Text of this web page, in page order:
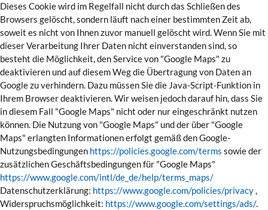
Dieses Cookie wird im Regelfall nicht durch das Schließen des
Browsers gelöscht, sondern läuft nach einer bestimmten Zeit ab,
soweit es nicht von Ihnen zuvor manuell gelöscht wird. Wenn Sie mit
dieser Verarbeitung Ihrer Daten nicht einverstanden sind, so
besteht die Möglichkeit, den Service von "Google Maps" zu
deaktivieren und auf diesem Weg die Übertragung von Daten an
Google zu verhindern. Dazu müssen Sie die Java-Script-Funktion in
Ihrem Browser deaktivieren. Wir weisen jedoch darauf hin, dass Sie
in diesem Fall "Google Maps" nicht oder nur eingeschränkt nutzen
können. Die Nutzung von "Google Maps" und der über "Google
Maps" erlangten Informationen erfolgt gemäß den Google-
Nutzungsbedingungen https://policies.google.com/terms sowie der
zusätzlichen Geschäftsbedingungen für "Google Maps"
https://www.google.com/intl/de_de/help/terms_maps/
Datenschutzerklärung: https://www.google.com/policies/privacy,
Widerspruchsmöglichkeit: https://www.google.com/settings/ads/.